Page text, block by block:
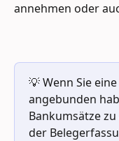
annehmen oder
💡 Wenn Sie
angebunden
Bankumsätze
der